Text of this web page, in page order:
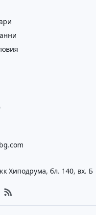
Хиподрума, бл. 140, вх. Б
R
s
s